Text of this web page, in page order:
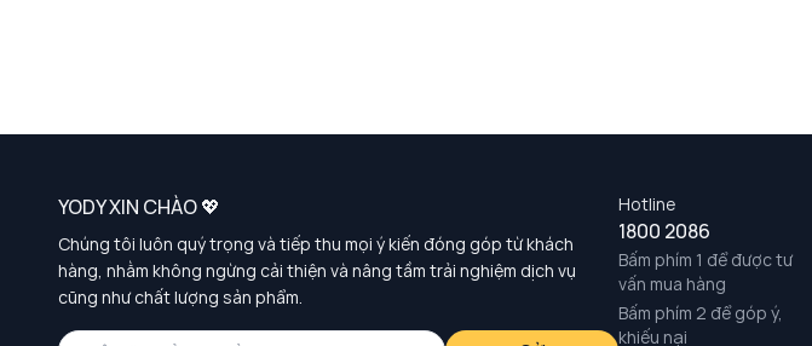
Hotline
1800 2086
Bấm phím 1 để được tư
vấn mua hàng
Bấm phím 2 để góp ý,
khiếu nại
YODY XIN CHÀO 💖
Chúng tôi luôn quý trọng và tiếp thu mọi ý kiến đóng góp từ khách
hàng, nhằm không ngừng cải thiện và nâng tầm trải nghiệm dịch vụ
cũng như chất lượng sản phẩm.